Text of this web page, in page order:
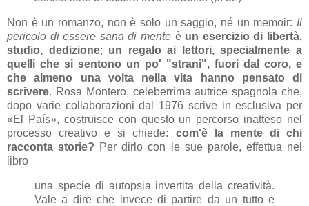
Non è un romanzo, non è solo un saggio, né un memoir: Il
pericolo di essere sana di mente è un esercizio di libertà,
studio, dedizione; un regalo ai lettori, specialmente a
quelli che si sentono un po' "strani", fuori dal coro, e
che almeno una volta nella vita hanno pensato di
scrivere. Rosa Montero, celeberrima autrice spagnola che,
dopo varie collaborazioni dal 1976 scrive in esclusiva per
«El País», costruisce con questo un percorso inatteso nel
processo creativo e si chiede: com'è la mente di chi
racconta storie? Per dirlo con le sue parole, effettua nel
libro
una specie di autopsia invertita della creatività.
Vale a dire che invece di partire da un tutto e